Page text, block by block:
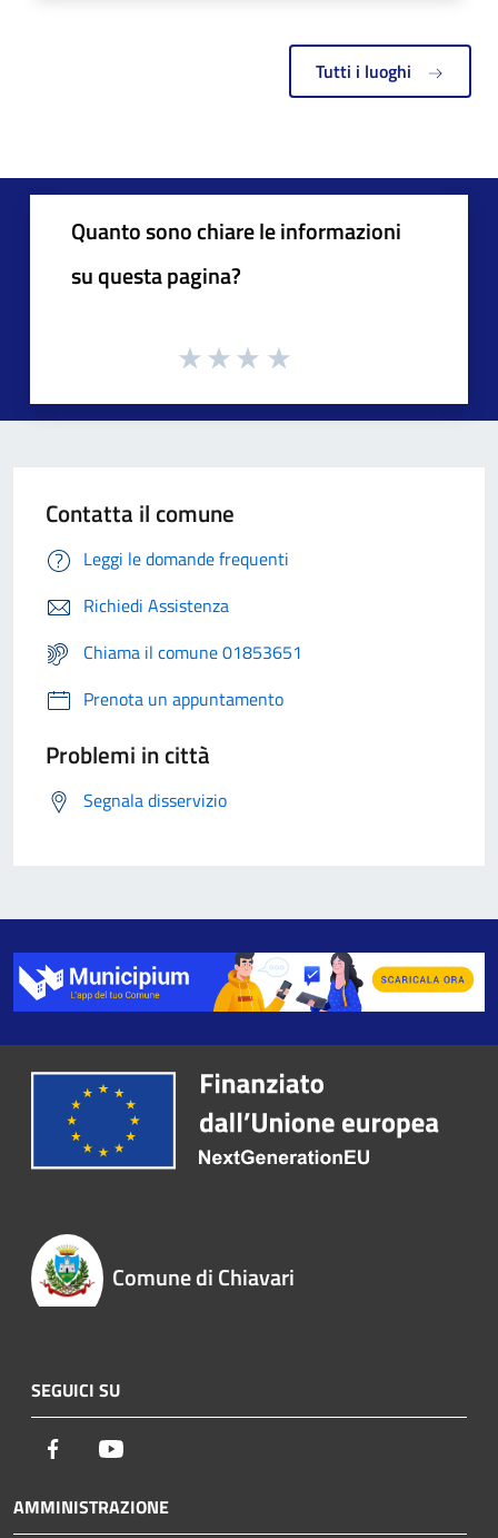
Tutti i luoghi
Quanto sono chiare le informazioni
su questa pagina?
Contatta il comune
Leggi le domande frequenti
Richiedi Assistenza
Chiama il comune 01853651
Prenota un appuntamento
Problemi in città
Segnala disservizio
Comune di Chiavari
SEGUICI SU
Facebook
AMMINISTRAZIONE